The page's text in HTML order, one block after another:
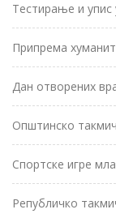
Тестирање и упис
Припрема
Дан отворених
Општинско
Спортске игре
Републичко